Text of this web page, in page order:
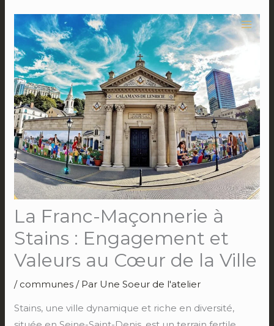
contenu
La Franc-Maçonnerie à
Stains : Engagement et
Valeurs au Cœur de la Ville
/ communes / Par Une Soeur de l'atelier
Stains, une ville dynamique et riche en diversité,